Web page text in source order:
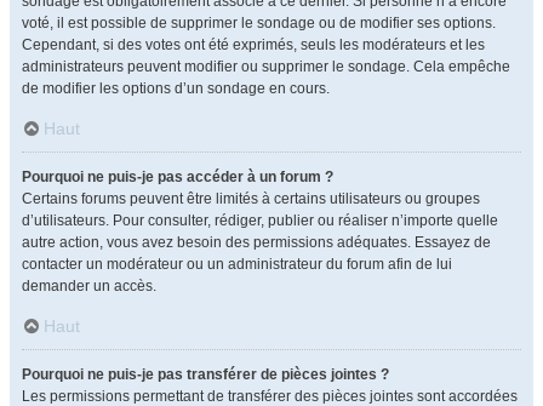
voté, il est possible de supprimer le sondage ou de modifier ses options.
Cependant, si des votes ont été exprimés, seuls les modérateurs et les
administrateurs peuvent modifier ou supprimer le sondage. Cela empêche
de modifier les options d’un sondage en cours.
Haut
Pourquoi ne puis-je pas accéder à un forum ?
Certains forums peuvent être limités à certains utilisateurs ou groupes
d’utilisateurs. Pour consulter, rédiger, publier ou réaliser n’importe quelle
autre action, vous avez besoin des permissions adéquates. Essayez de
contacter un modérateur ou un administrateur du forum afin de lui
demander un accès.
Haut
Pourquoi ne puis-je pas transférer de pièces jointes ?
Les permissions permettant de transférer des pièces jointes sont accordées